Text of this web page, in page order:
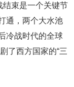
结束是一个关键节
通，两个大水池
冷战时代的全球
了西方国家的“三